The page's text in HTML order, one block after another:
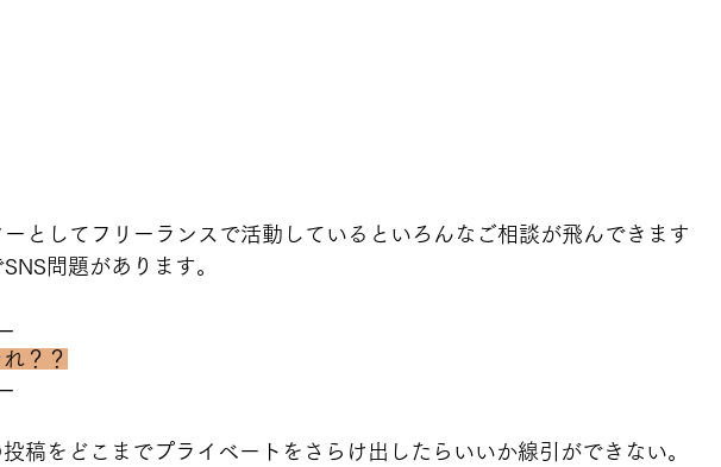
としてフリーランスで活動しているといろんなご相談が飛んできます
問題があります。
？？
稿をどこまでプライベートをさらけ出したらいいか線引ができない。